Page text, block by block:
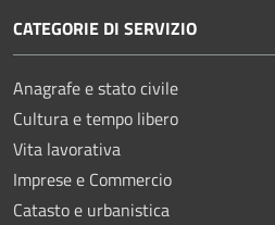
CATEGORIE DI SERVIZIO
Anagrafe e stato civile
Cultura e tempo libero
Vita lavorativa
Imprese e Commercio
Catasto e urbanistica